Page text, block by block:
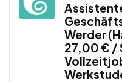
Werder
27,00 € /